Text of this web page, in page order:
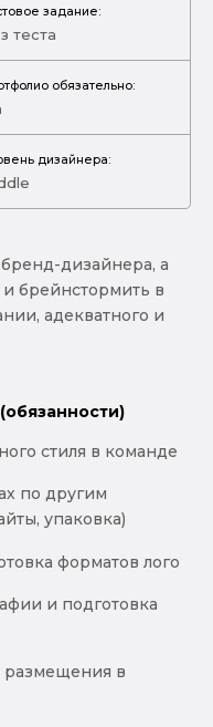
задание:
теста
обязательно:
дизайнера:
дизайнера, а
и брейнстормить в
адекватного и
стиля в команде
по другим
упаковка)
форматов лого
и подготовка
размещения в